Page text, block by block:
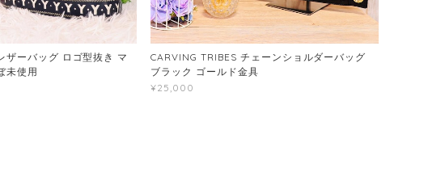
ザーバッグ ロゴ型抜き マ
未使用
CARVING TRIBES チェーンショルダーバッグ
ブラック ゴールド金具
¥25,000